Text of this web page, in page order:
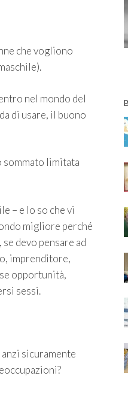
che vogliono
nel mondo del
di usare, il buono
sommato limitata
– e lo so che vi
migliore perché
devo pensare ad
imprenditore,
opportunità,
sessi.
sicuramente